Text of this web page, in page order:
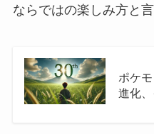
ならではの楽しみ方と
ポケ
進化